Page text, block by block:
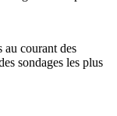
au courant des
sondages les plus